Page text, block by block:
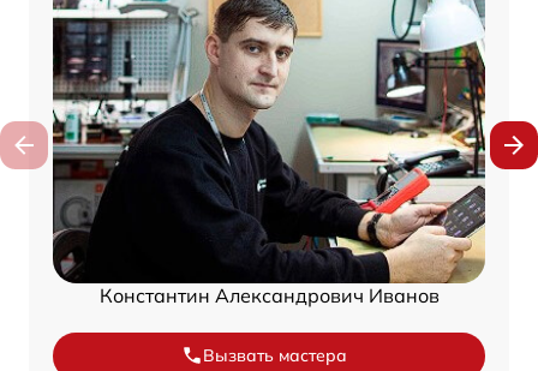
Константин Александрович Иванов
Вызвать мастера